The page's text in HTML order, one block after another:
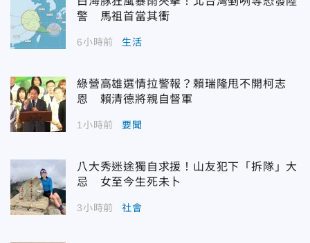
警 馬祖首當其衝
6小時前 生活
綠營高雄選情拉警報？賴瑞隆甩不開柯志
恩 賴清德將親自督軍
1小時前 要聞
八大秀迷途獨自求援！山友犯下「拆隊」大
忌 女至今生死未卜
3小時前 社會